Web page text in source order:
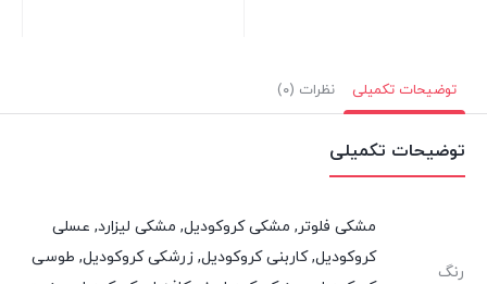
توضیحات تکمیلی نظرات (۰)
توضیحات تکمیلی
رنگ
مشکی فلوتر, مشکی کروکودیل, مشکی لیزارد, عسلی
کروکودیل, کاربنی کروکودیل, زرشکی کروکودیل, طوسی